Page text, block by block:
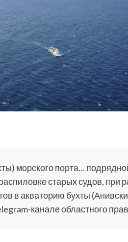
морского порта…
старых судов, при
в акваторию бухты
канале областного